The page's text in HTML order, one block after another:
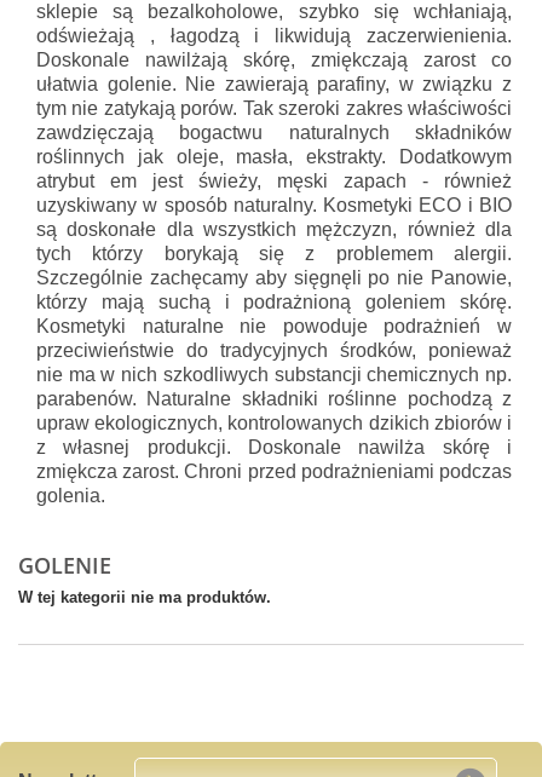
sklepie są bezalkoholowe, szybko się wchłaniają,
odświeżają , łagodzą i likwidują zaczerwienienia.
Doskonale nawilżają skórę, zmiękczają zarost co
ułatwia golenie. Nie zawierają parafiny, w związku z
tym nie zatykają porów. Tak szeroki zakres właściwości
zawdzięczają bogactwu naturalnych składników
roślinnych jak oleje, masła, ekstrakty. Dodatkowym
atrybut em jest świeży, męski zapach - również
uzyskiwany w sposób naturalny. Kosmetyki ECO i BIO
są doskonałe dla wszystkich mężczyzn, również dla
tych którzy borykają się z problemem alergii.
Szczególnie zachęcamy aby sięgnęli po nie Panowie,
którzy mają suchą i podrażnioną goleniem skórę.
Kosmetyki naturalne nie powoduje podrażnień w
przeciwieństwie do tradycyjnych środków, ponieważ
nie ma w nich szkodliwych substancji chemicznych np.
parabenów. Naturalne składniki roślinne pochodzą z
upraw ekologicznych, kontrolowanych dzikich zbiorów i
z własnej produkcji. Doskonale nawilża skórę i
zmiękcza zarost. Chroni przed podrażnieniami podczas
golenia.
GOLENIE
W tej kategorii nie ma produktów.